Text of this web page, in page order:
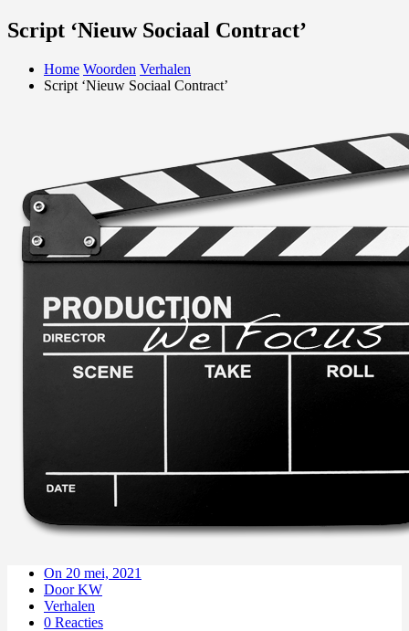
Script ‘Nieuw Sociaal Contract’
Home Woorden Verhalen
Script ‘Nieuw Sociaal Contract’
On 20 mei, 2021
Door KW
Verhalen
0 Reacties